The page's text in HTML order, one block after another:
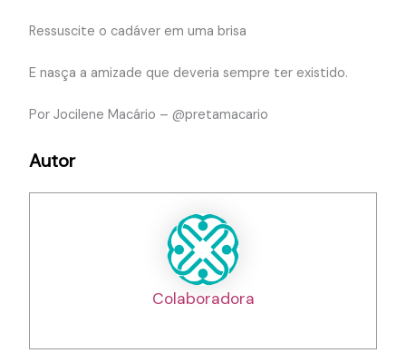
Ressuscite o cadáver em uma brisa
E nasça a amizade que deveria sempre ter existido.
Por Jocilene Macário – @pretamacario
Autor
Colaboradora